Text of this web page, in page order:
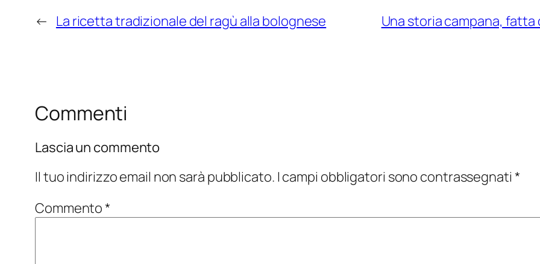
← La ricetta tradizionale del ragù alla bolognese Una storia campana, fatta
Commenti
Lascia un commento
Il tuo indirizzo email non sarà pubblicato. I campi obbligatori sono contrassegnati *
Commento*